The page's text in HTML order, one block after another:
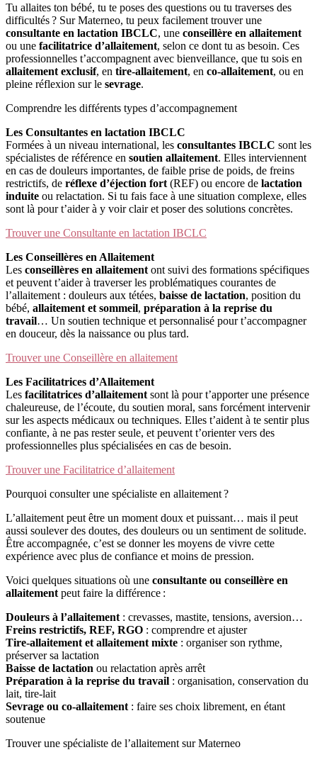
Tu allaites ton bébé, tu te poses des questions ou tu traverses des
difficultés ? Sur Materneo, tu peux facilement trouver une
consultante en lactation IBCLC, une conseillère en allaitement
ou une facilitatrice d’allaitement, selon ce dont tu as besoin. Ces
professionnelles t’accompagnent avec bienveillance, que tu sois en
allaitement exclusif, en tire-allaitement, en co-allaitement, ou en
pleine réflexion sur le sevrage.
Comprendre les différents types d’accompagnement
Les Consultantes en lactation IBCLC
Formées à un niveau international, les consultantes IBCLC sont les
spécialistes de référence en soutien allaitement. Elles interviennent
en cas de douleurs importantes, de faible prise de poids, de freins
restrictifs, de réflexe d’éjection fort (REF) ou encore de lactation
induite ou relactation. Si tu fais face à une situation complexe, elles
sont là pour t’aider à y voir clair et poser des solutions concrètes.
Trouver une Consultante en lactation IBCLC
Les Conseillères en Allaitement
Les conseillères en allaitement ont suivi des formations spécifiques
et peuvent t’aider à traverser les problématiques courantes de
l’allaitement : douleurs aux tétées, baisse de lactation, position du
bébé, allaitement et sommeil, préparation à la reprise du
travail… Un soutien technique et personnalisé pour t’accompagner
en douceur, dès la naissance ou plus tard.
Trouver une Conseillère en allaitement
Les Facilitatrices d’Allaitement
Les facilitatrices d’allaitement sont là pour t’apporter une présence
chaleureuse, de l’écoute, du soutien moral, sans forcément intervenir
sur les aspects médicaux ou techniques. Elles t’aident à te sentir plus
confiante, à ne pas rester seule, et peuvent t’orienter vers des
professionnelles plus spécialisées en cas de besoin.
Trouver une Facilitatrice d’allaitement
Pourquoi consulter une spécialiste en allaitement ?
L’allaitement peut être un moment doux et puissant… mais il peut
aussi soulever des doutes, des douleurs ou un sentiment de solitude.
Être accompagnée, c’est se donner les moyens de vivre cette
expérience avec plus de confiance et moins de pression.
Voici quelques situations où une consultante ou conseillère en
allaitement peut faire la différence :
Douleurs à l’allaitement : crevasses, mastite, tensions, aversion…
Freins restrictifs, REF, RGO : comprendre et ajuster
Tire-allaitement et allaitement mixte : organiser son rythme,
préserver sa lactation
Baisse de lactation ou relactation après arrêt
Préparation à la reprise du travail : organisation, conservation du
lait, tire-lait
Sevrage ou co-allaitement : faire ses choix librement, en étant
soutenue
Trouver une spécialiste de l’allaitement sur Materneo